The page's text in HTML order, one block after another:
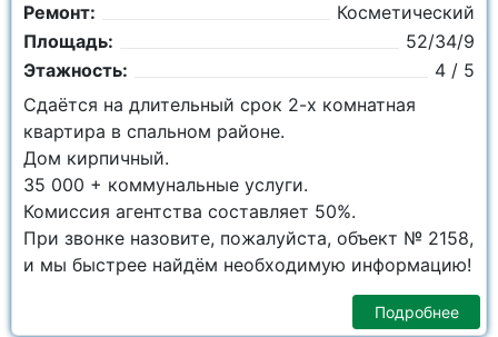
Ремонт:
Косметический
Площадь:
52/34/9
Этажность:
4 / 5
Сдаётся на длительный срок 2-х комнатная
квартира в спальном районе.
Дом кирпичный.
35 000 + коммунальные услуги.
Комиссия агентства составляет 50%.
При звонке назовите, пожалуйста, объект № 2158,
и мы быстрее найдём необходимую информацию!
Подробнее